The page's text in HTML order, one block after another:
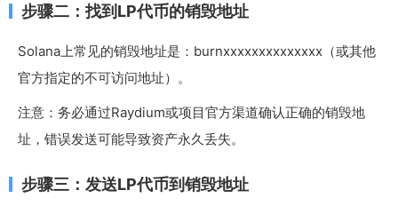
步骤二：找到LP代币的销毁地址
Solana上常见的销毁地址是： burnxxxxxxxxxxxxxx （或其他
官方指定的不可访问地址）。
注意：务必通过Raydium或项目官方渠道确认正确的销毁地
址，错误发送可能导致资产永久丢失。
步骤三：发送LP代币到销毁地址